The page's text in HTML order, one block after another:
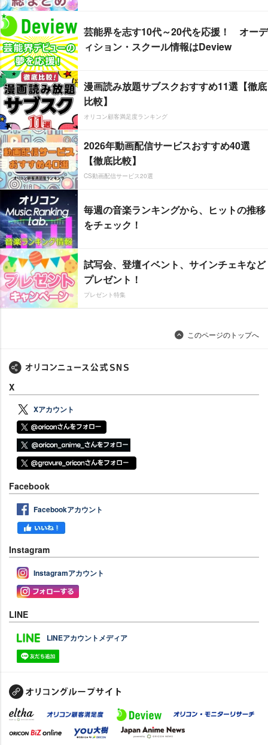
芸能界を志す10代～20代を応援！ オーデ
ィション・スクール情報はDeview
漫画読み放題サブスクおすすめ11選【徹底
比較】
オリコン顧客満足度ランキング
2026年動画配信サービスおすすめ40選
【徹底比較】
CS動画配信サービス20選
毎週の音楽ランキングから、ヒットの推移
をチェック！
試写会、登壇イベント、サインチェキなど
プレゼント！
プレゼント特集
このページのトップへ
X
Xアカウント
Facebook
Facebookアカウント
Instagram
Instagramアカウント
LINE
LINEアカウントメディア